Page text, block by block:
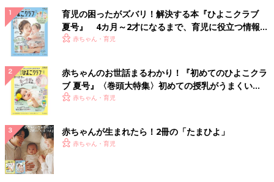
育児の困ったがズバリ！解決する本『ひよこクラブ
夏号』 4カ月～2才になるまで、育児に役立つ情報が
いっぱい！
赤ちゃん・育児
赤ちゃんのお世話まるわかり！『初めてのひよこクラ
ブ 夏号』〈巻頭大特集〉初めての授乳がうまくい
く！ おっぱい・ミルクの基本と夏のトラブル 解決テ
赤ちゃん・育児
赤ちゃんが生まれたら！2冊の「たまひよ」
赤ちゃん・育児